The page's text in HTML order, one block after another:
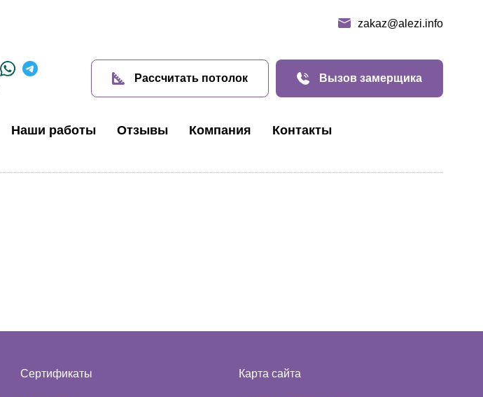
zakaz@alezi.info
Рассчитать потолок Вызов замерщика
Наши работы Отзывы Компания Контакты
Сертификаты Карта сайта